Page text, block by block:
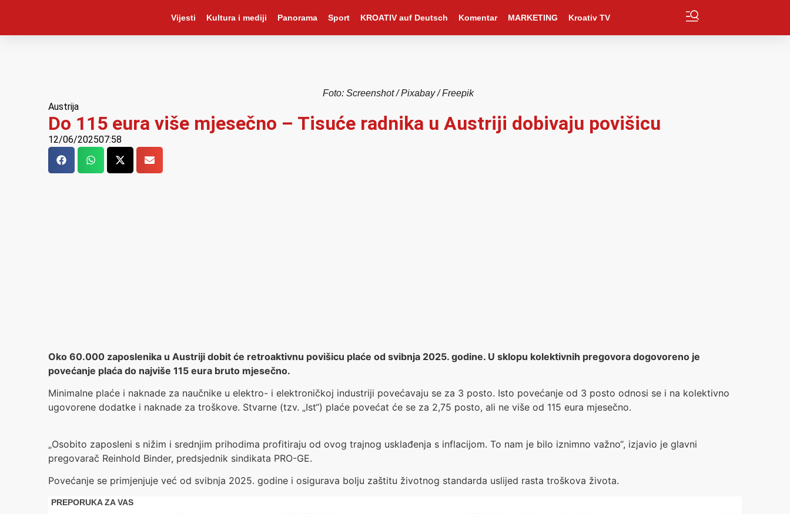
Vijesti Kultura i mediji Panorama Sport KROATIV auf Deutsch Komentar MARKETING Kroativ TV
Foto: Screenshot / Pixabay / Freepik
Austrija
Do 115 eura više mjesečno – Tisuće radnika u Austriji dobivaju povišicu
12/06/202507:58
Oko 60.000 zaposlenika u Austriji dobit će retroaktivnu povišicu plaće od svibnja 2025. godine. U sklopu kolektivnih pregovora dogovoreno je
povećanje plaća do najviše 115 eura bruto mjesečno.
Minimalne plaće i naknade za naučnike u elektro- i elektroničkoj industriji povećavaju se za 3 posto. Isto povećanje od 3 posto odnosi se i na kolektivno
ugovorene dodatke i naknade za troškove. Stvarne (tzv. „Ist“) plaće povećat će se za 2,75 posto, ali ne više od 115 eura mjesečno.
„Osobito zaposleni s nižim i srednjim prihodima profitiraju od ovog trajnog usklađenja s inflacijom. To nam je bilo iznimno važno“, izjavio je glavni
pregovarač Reinhold Binder, predsjednik sindikata PRO-GE.
Povećanje se primjenjuje već od svibnja 2025. godine i osigurava bolju zaštitu životnog standarda uslijed rasta troškova života.